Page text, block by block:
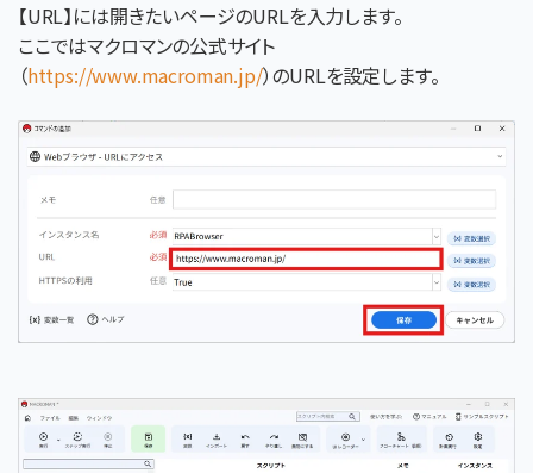
【URL】には開きたいページのURLを入力します。
ここではマクロマンの公式サイト
（https://www.macroman.jp/）のURLを設定します。